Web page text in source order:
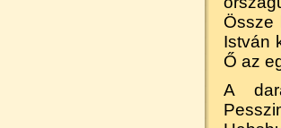
Össze
István
Ő az
A